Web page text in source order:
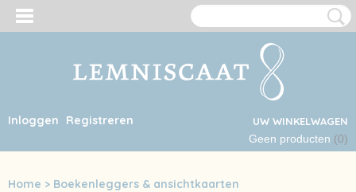
Inloggen Registreren
UW WINKELWAGEN
Geen producten (0)
Home > Boekenleggers & ansichtkaarten